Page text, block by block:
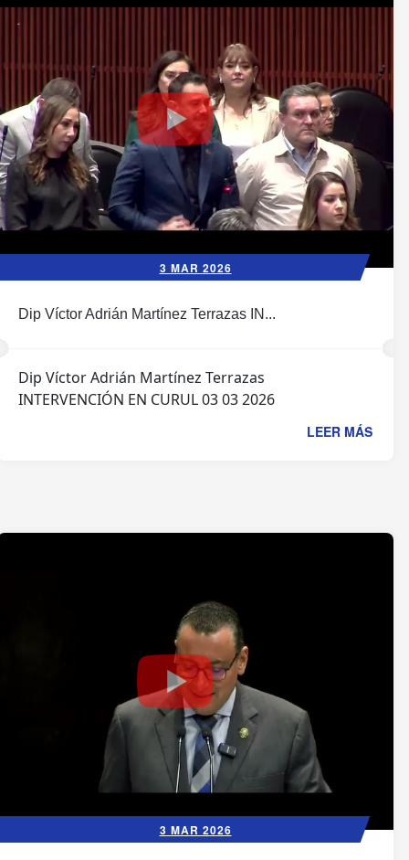
3 MAR 2026
Dip Víctor Adrián Martínez Terrazas IN...
Dip Víctor Adrián Martínez Terrazas
INTERVENCIÓN EN CURUL 03 03 2026
LEER MÁS
3 MAR 2026